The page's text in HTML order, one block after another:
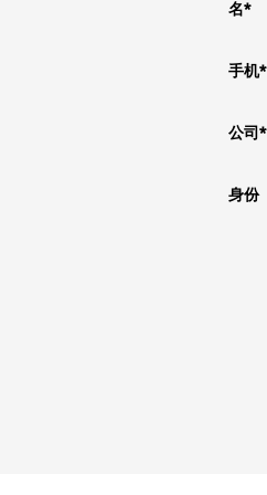
名*
手机*
公司*
身份